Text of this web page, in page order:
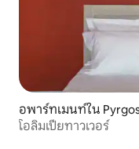
อพาร์ทเมนท์ใน Pyrgos
โอลิมเปียทาวเวอร์